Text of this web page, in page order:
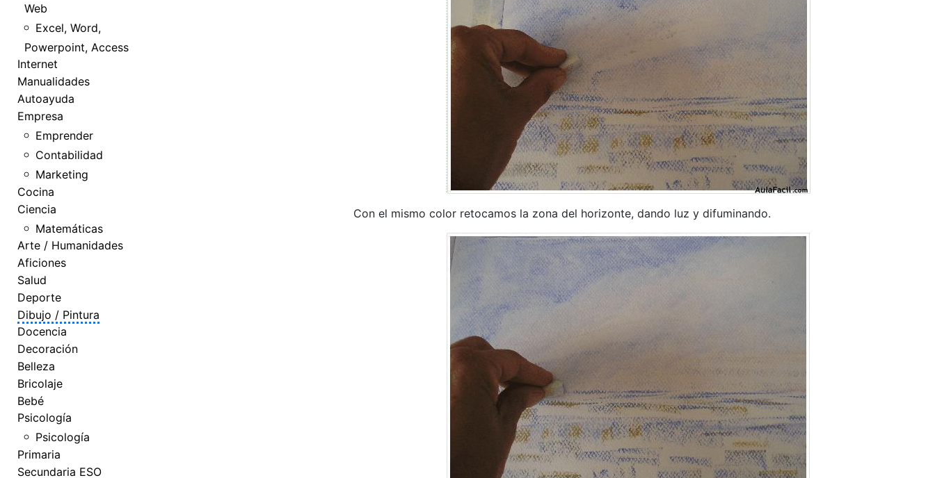
Web
Excel, Word,
Powerpoint, Access
Internet
Manualidades
Autoayuda
Empresa
Emprender
Contabilidad
Marketing
Cocina
Ciencia
Matemáticas
Arte / Humanidades
Aficiones
Salud
Deporte
Dibujo / Pintura
Docencia
Decoración
Belleza
Bricolaje
Bebé
Psicología
Psicología
Primaria
Secundaria ESO
Con el mismo color retocamos la zona del horizonte, dando luz y difuminando.